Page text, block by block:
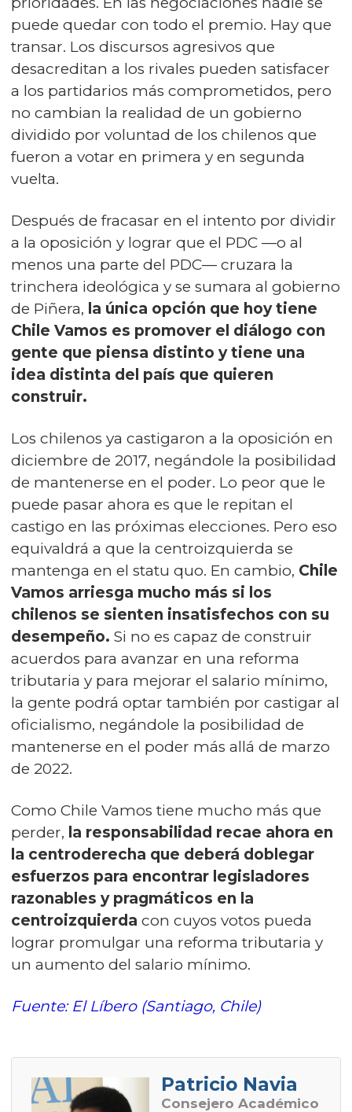
puede quedar con todo el premio. Hay que
transar. Los discursos agresivos que
desacreditan a los rivales pueden satisfacer
a los partidarios más comprometidos, pero
no cambian la realidad de un gobierno
dividido por voluntad de los chilenos que
fueron a votar en primera y en segunda
vuelta.
Después de fracasar en el intento por dividir
a la oposición y lograr que el PDC —o al
menos una parte del PDC— cruzara la
trinchera ideológica y se sumara al gobierno
de Piñera, la única opción que hoy tiene
Chile Vamos es promover el diálogo con
gente que piensa distinto y tiene una
idea distinta del país que quieren
construir.
Los chilenos ya castigaron a la oposición en
diciembre de 2017, negándole la posibilidad
de mantenerse en el poder. Lo peor que le
puede pasar ahora es que le repitan el
castigo en las próximas elecciones. Pero eso
equivaldrá a que la centroizquierda se
mantenga en el statu quo. En cambio, Chile
Vamos arriesga mucho más si los
chilenos se sienten insatisfechos con su
desempeño. Si no es capaz de construir
acuerdos para avanzar en una reforma
tributaria y para mejorar el salario mínimo,
la gente podrá optar también por castigar al
oficialismo, negándole la posibilidad de
mantenerse en el poder más allá de marzo
de 2022.
Como Chile Vamos tiene mucho más que
perder, la responsabilidad recae ahora en
la centroderecha que deberá doblegar
esfuerzos para encontrar legisladores
razonables y pragmáticos en la
centroizquierda con cuyos votos pueda
lograr promulgar una reforma tributaria y
un aumento del salario mínimo.
Fuente: El Líbero (Santiago, Chile)
Patricio Navia
Consejero Académico